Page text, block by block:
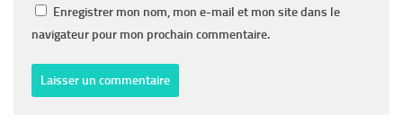
Enregistrer mon nom, mon e-mail et mon site dans le
navigateur pour mon prochain commentaire.